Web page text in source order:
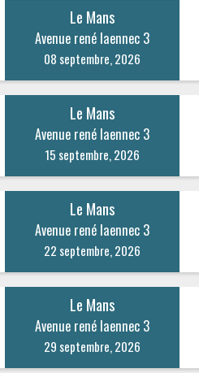
Le Mans
Avenue rené laennec 3
08 septembre, 2026
Le Mans
Avenue rené laennec 3
15 septembre, 2026
Le Mans
Avenue rené laennec 3
22 septembre, 2026
Le Mans
Avenue rené laennec 3
29 septembre, 2026